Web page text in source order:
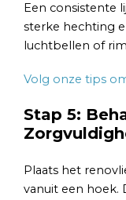
Een consistente
sterke hechting
luchtbellen of
Volg onze tips
Stap 5:
Plaats het
vanuit een hoek.